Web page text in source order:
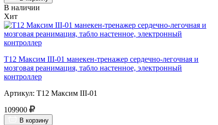
В наличии
Хит
Т12 Максим III-01 манекен-тренажер сердечно-легочная и
мозговая реанимация, табло настенное, электронный
контроллер
Артикул: Т12 Максим III-01
109900
В корзину